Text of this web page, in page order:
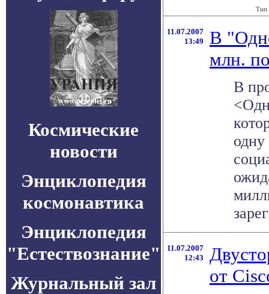
Космические
новости
Энциклопедия
космонавтика
Энциклопедия
"Естествознание"
Журнальный зал
Тип
11.07.2007
13:49
В
млн.
В
11.07.2007
12:43
от